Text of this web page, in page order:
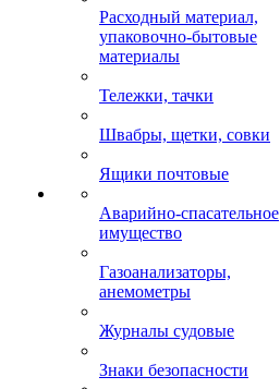
Расходный материал,
упаковочно-бытовые
материалы
Тележки, тачки
Швабры, щетки, совки
Ящики почтовые
Аварийно-спасательное
имущество
Газоанализаторы,
анемометры
Журналы судовые
Знаки безопасности